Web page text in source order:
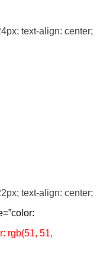
text-align: center;
text-align: center;
rgb(51, 51,